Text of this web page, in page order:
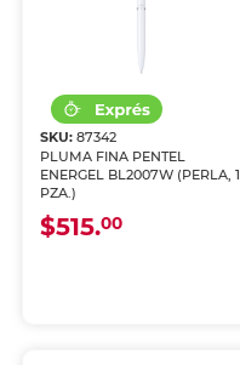
SKU:87342
PLUMA FINA PENTEL
ENERGEL BL2007W (PERLA, 1
PZA.)
$515.00